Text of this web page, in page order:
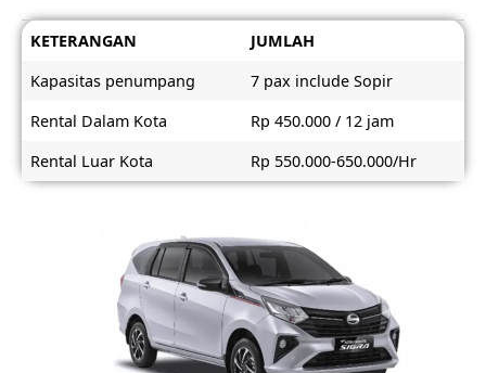
KETERANGAN
JUMLAH
Kapasitas penumpang
7 pax include Sopir
Rental Dalam Kota
Rp 450.000 / 12 jam
Rental Luar Kota
Rp 550.000-650.000/Hr